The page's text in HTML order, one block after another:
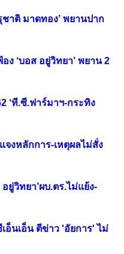
ชาติ มาดทอง’ พยานปาก
ง ‘บอส อยู่วิทยา’ พยาน 2
‘ที.ซี.ฟาร์มาฯ-กระทิง
งหลักการ-เหตุผลไม่สั่ง
ยู่วิทยา’ผบ.ตร.ไม่แย้ง-
อ็นเอ็น ตีข่าว 'อัยการ' ไม่